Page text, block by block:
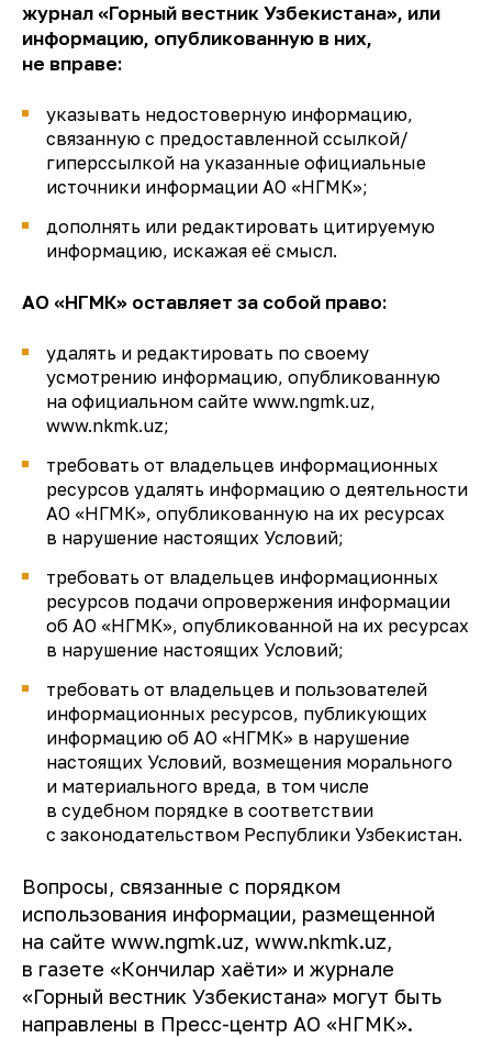
журнал «Горный вестник Узбекистана», или
информацию, опубликованную в них,
не вправе:
указывать недостоверную информацию,
связанную с предоставленной ссылкой/
гиперссылкой на указанные официальные
источники информации АО «НГМК»;
дополнять или редактировать цитируемую
информацию, искажая её смысл.
АО «НГМК» оставляет за собой право:
удалять и редактировать по своему
усмотрению информацию, опубликованную
на официальном сайте www.ngmk.uz,
www.nkmk.uz;
требовать от владельцев информационных
ресурсов удалять информацию о деятельности
АО «НГМК», опубликованную на их ресурсах
в нарушение настоящих Условий;
требовать от владельцев информационных
ресурсов подачи опровержения информации
об АО «НГМК», опубликованной на их ресурсах
в нарушение настоящих Условий;
требовать от владельцев и пользователей
информационных ресурсов, публикующих
информацию об АО «НГМК» в нарушение
настоящих Условий, возмещения морального
и материального вреда, в том числе
в судебном порядке в соответствии
с законодательством Республики Узбекистан.
Вопросы, связанные с порядком
использования информации, размещенной
на сайте www.ngmk.uz, www.nkmk.uz,
в газете «Кончилар хаёти» и журнале
«Горный вестник Узбекистана» могут быть
направлены в Пресс-центр АО «НГМК».